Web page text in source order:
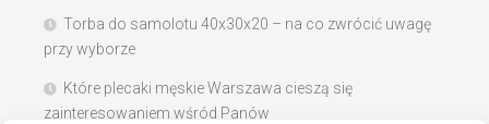
Torba do samolotu 40x30x20 – na co zwrócić uwagę
przy wyborze
Które plecaki męskie Warszawa cieszą się
zainteresowaniem wśród Panów